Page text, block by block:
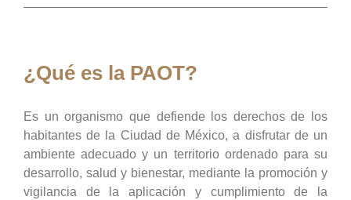
¿Qué es la PAOT?
Es un organismo que defiende los derechos de los
habitantes de la Ciudad de México, a disfrutar de un
ambiente adecuado y un territorio ordenado para su
desarrollo, salud y bienestar, mediante la promoción y
vigilancia de la aplicación y cumplimiento de la